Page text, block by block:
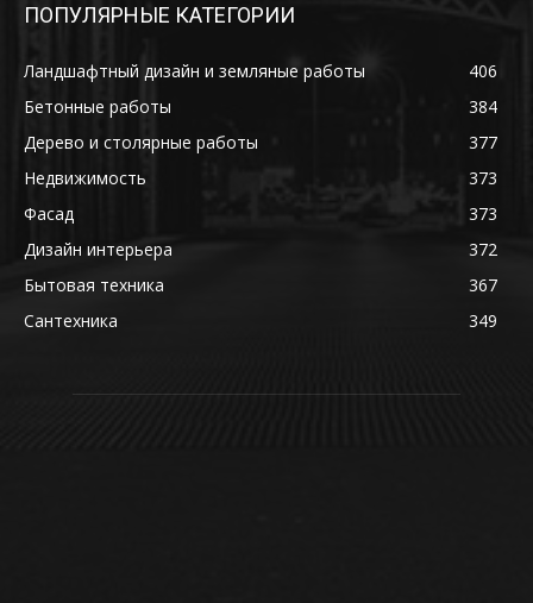
ПОПУЛЯРНЫЕ КАТЕГОРИИ
Ландшафтный дизайн и земляные работы
406
Бетонные работы
384
Дерево и столярные работы
377
Недвижимость
373
Фасад
373
Дизайн интерьера
372
Бытовая техника
367
Сантехника
349